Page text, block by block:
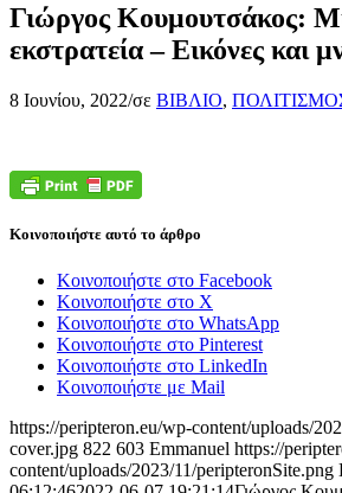
Γιώργος Κουμουτσάκος:
εκστρατεία – Εικόνες και
8 Ιουνίου, 2022/σε ΒΙΒΛΙΟ,
Κοινοποιήστε αυτό το άρθρο
Κοινοποιήστε στο Facebook
Κοινοποιήστε στο X
Κοινοποιήστε στο WhatsApp
Κοινοποιήστε στο Pinterest
Κοινοποιήστε στο LinkedIn
Κοινοποιήστε με Mail
https://peripteron.eu/wp-content/uploads/
cover.jpg 822 603 Emmanuel https://
content/uploads/2023/11/peripteronSite.png